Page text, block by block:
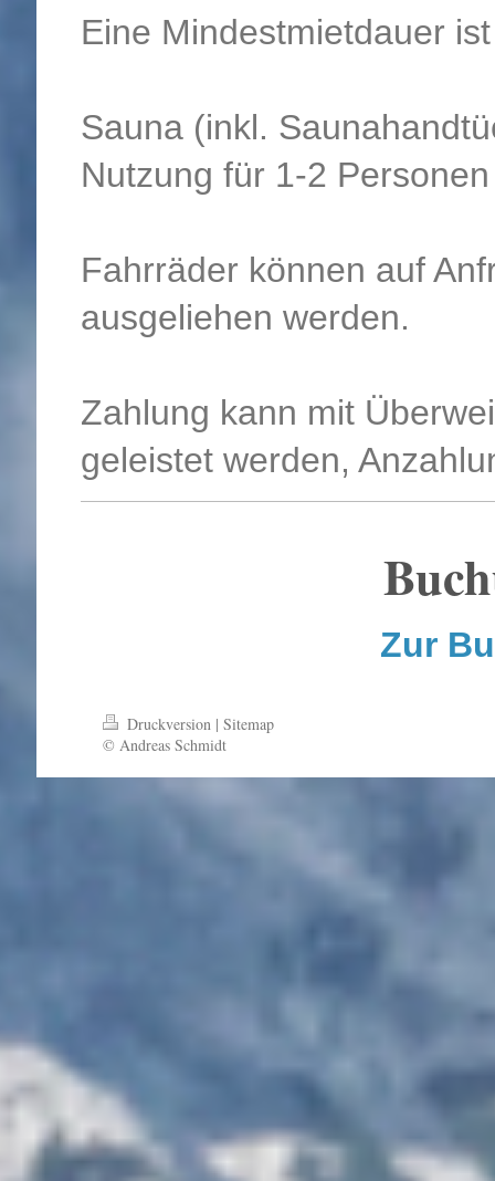
Eine Mindestmietdauer
Sauna (inkl.
Nutzung für 1-2
Fahrräder können auf
ausgeliehen werden.
Zahlung kann mit
geleistet werden,
Zur
Druckversion | Sitemap
© Andreas Schmidt